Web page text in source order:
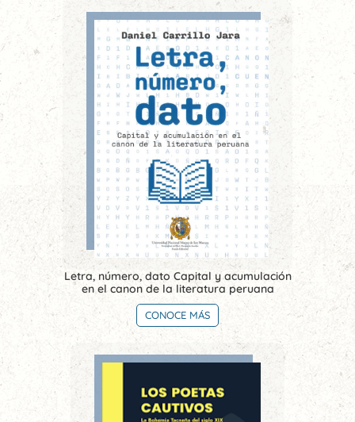
Letra, número, dato Capital y acumulación
en el canon de la literatura peruana
CONOCE MÁS